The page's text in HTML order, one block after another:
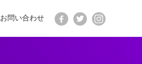
お問い合わせ